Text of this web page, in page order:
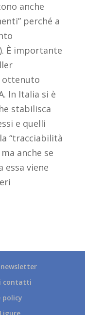
anche
perché a
È importante
ottenuto
In Italia si è
stabilisca
e quelli
“tracciabilità
anche se
essa viene
contatti
policy